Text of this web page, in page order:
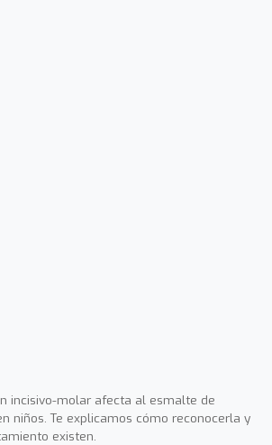
incisivo-molar afecta al esmalte de
niños. Te explicamos cómo reconocerla y
existen.